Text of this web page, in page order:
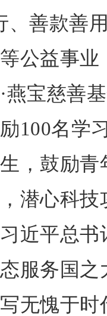
、善款善
公益事
燕宝慈善
100名学
，鼓励
潜心科
近平总
服务国
无愧于